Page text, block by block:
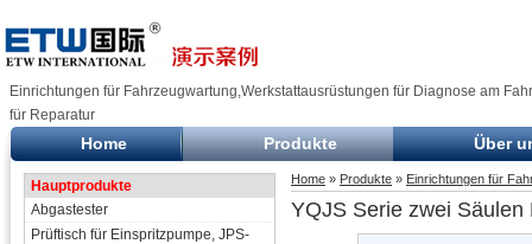
Einrichtungen für Fahrzeugwartung,Werkstattausrüstungen für Diagnose am
für Reparatur
Home Produkte Über
Hauptprodukte
Abgastester
Prüftisch für Einspritzpumpe, JPS-
Home » Produkte » Einrichtungen für
YQJS Serie zwei Säulen